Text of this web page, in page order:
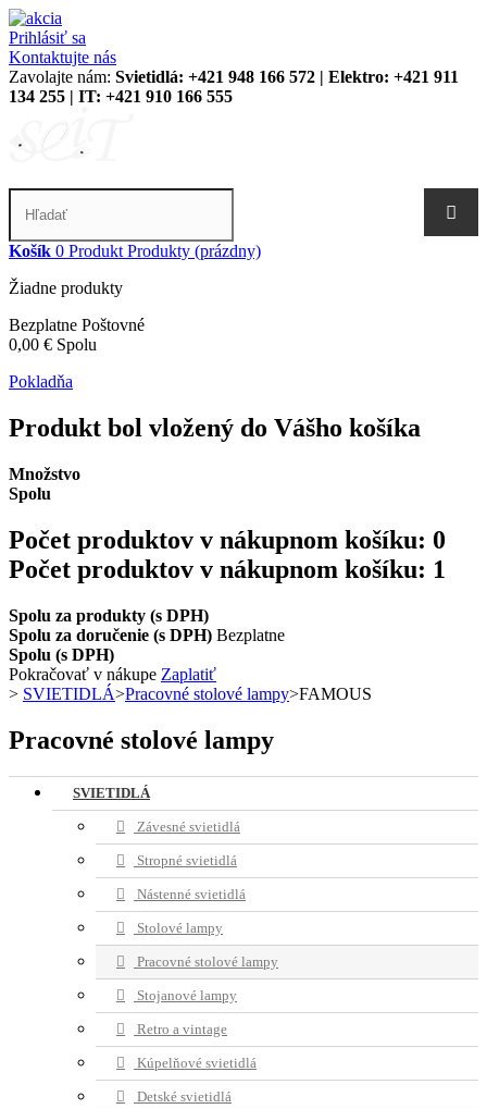
Prihlásiť sa
Kontaktujte nás
Zavolajte nám: Svietidlá: +421 948 166 572 | Elektro: +421 911
134 255 | IT: +421 910 166 555
Košík 0 Produkt Produkty (prázdny)
Žiadne produkty
Bezplatne Poštovné
0,00 € Spolu
Pokladňa
Produkt bol vložený do Vášho košíka
Množstvo
Spolu
Počet produktov v nákupnom košíku: 0
Počet produktov v nákupnom košíku: 1
Spolu za produkty (s DPH)
Spolu za doručenie (s DPH) Bezplatne
Spolu (s DPH)
Pokračovať v nákupe Zaplatiť
> SVIETIDLÁ>Pracovné stolové lampy>FAMOUS
Pracovné stolové lampy
SVIETIDLÁ
Závesné svietidlá
Stropné svietidlá
Nástenné svietidlá
Stolové lampy
Pracovné stolové lampy
Stojanové lampy
Retro a vintage
Kúpelňové svietidlá
Detské svietidlá